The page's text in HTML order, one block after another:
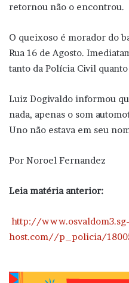
retornou não o encontrou.
O queixoso é morador do
Rua 16 de Agosto.
tanto da Polícia Civil
Luiz Dogivaldo informou
nada, apenas o som
Uno não estava em seu
Por Noroel Fernandez
Leia matéria anterior:
http://www.osvaldom3.sg-
host.com//p_policia/